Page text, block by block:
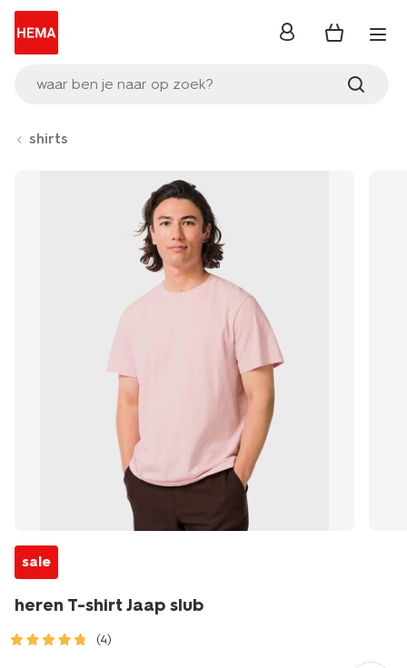
waar ben je naar op zoek?
inloggen
shirts
sale
heren T-shirt Jaap slub
(4)